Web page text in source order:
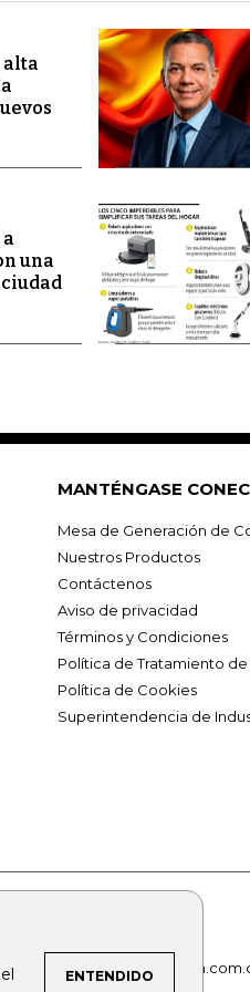
ENTENDIDO
alta
una
MANTÉNGASE
Mesa de Generación de
Nuestros Productos
Contáctenos
Aviso de privacidad
Términos y Condiciones
Política de Tratamiento
Política de Cookies
Superintendencia de
lafm.com.co